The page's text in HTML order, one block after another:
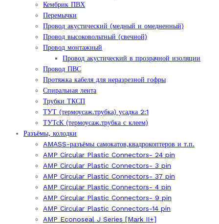
Кембрик ПВХ
Перемычки
Провод акустический (медный и омедненный)
Провод высоковольтный (свечной)
Провод монтажный
Провод акустический в прозрачной изоляции
Провод ПВС
Протяжка кабеля для неразрезной гофры
Спиральная лента
Трубки ТКСП
ТУТ (термоусаж.трубка) усадка 2:1
ТУТсК (термоусаж.трубка с клеем)
Разъёмы, колодки
AMASS-разъёмы самокатов,квадрокоптеров и т.п.
AMP Circular Plastic Connectors- 24 pin
AMP Circular Plastic Connectors- 3 pin
AMP Circular Plastic Connectors- 37 pin
AMP Circular Plastic Connectors- 4 pin
AMP Circular Plastic Connectors- 9 pin
AMP Circular Plastic Connectors-14 pin
AMP Econoseal J Series [Mark II+]